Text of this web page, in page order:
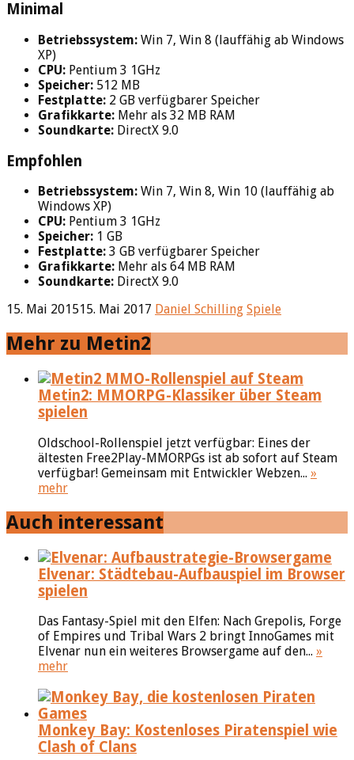
Minimal
Betriebssystem: Win 7, Win 8 (lauffähig ab Windows
XP)
CPU: Pentium 3 1GHz
Speicher: 512 MB
Festplatte: 2 GB verfügbarer Speicher
Grafikkarte: Mehr als 32 MB RAM
Soundkarte: DirectX 9.0
Empfohlen
Betriebssystem: Win 7, Win 8, Win 10 (lauffähig ab
Windows XP)
CPU: Pentium 3 1GHz
Speicher: 1 GB
Festplatte: 3 GB verfügbarer Speicher
Grafikkarte: Mehr als 64 MB RAM
Soundkarte: DirectX 9.0
15. Mai 201515. Mai 2017 Daniel Schilling Spiele
Mehr zu Metin2
Metin2: MMORPG-Klassiker über Steam
spielen
Oldschool-Rollenspiel jetzt verfügbar: Eines der
ältesten Free2Play-MMORPGs ist ab sofort auf Steam
verfügbar! Gemeinsam mit Entwickler Webzen... »
mehr
Auch interessant
Elvenar: Städtebau-Aufbauspiel im Browser
spielen
Das Fantasy-Spiel mit den Elfen: Nach Grepolis, Forge
of Empires und Tribal Wars 2 bringt InnoGames mit
Elvenar nun ein weiteres Browsergame auf den... »
mehr
Monkey Bay: Kostenloses Piratenspiel wie
Clash of Clans